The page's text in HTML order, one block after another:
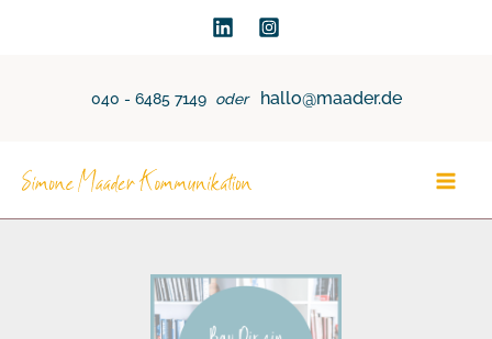
040 - 6485 7149 oder hallo@maader.de